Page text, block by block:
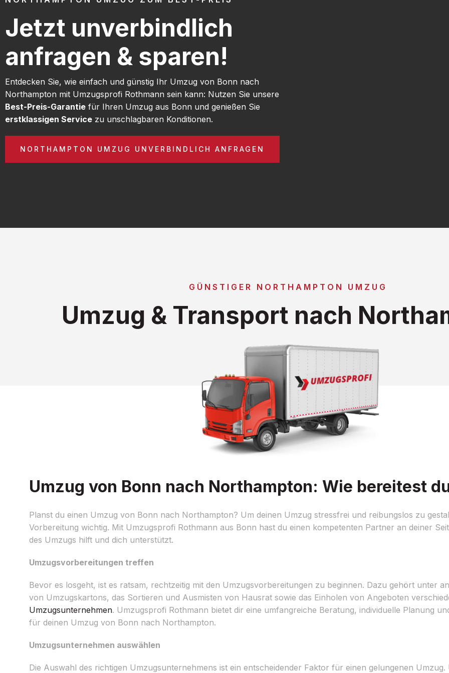
Jetzt unverbindlich
anfragen & sparen!
Entdecken Sie, wie einfach und günstig Ihr Umzug von Bonn nach
Northampton mit Umzugsprofi Rothmann sein kann: Nutzen Sie unsere
Best-Preis-Garantie für Ihren Umzug aus Bonn und genießen Sie
erstklassigen Service zu unschlagbaren Konditionen.
NORTHAMPTON UMZUG UNVERBINDLICH ANFRAGEN
GÜNSTIGER NORTHAMPTON UMZUG
Umzug & Transport nach
Umzug von Bonn nach Northampton: Wie bereitest
Planst du einen Umzug von Bonn nach Northampton? Um deinen Umzug stressfrei und reibungslos zu
Vorbereitung wichtig. Mit Umzugsprofi Rothmann aus Bonn hast du einen kompetenten Partner an deiner
des Umzugs hilft und dich unterstützt.
Umzugsvorbereitungen treffen
Bevor es losgeht, ist es ratsam, rechtzeitig mit den Umzugsvorbereitungen zu beginnen. Dazu gehört unter
von Umzugskartons, das Sortieren und Ausmisten von Hausrat sowie das Einholen von Angeboten
Umzugsunternehmen. Umzugsprofi Rothmann bietet dir eine umfangreiche Beratung, individuelle Planung
für deinen Umzug von Bonn nach Northampton.
Umzugsunternehmen auswählen
Die Auswahl des richtigen Umzugsunternehmens ist ein entscheidender Faktor für einen gelungenen